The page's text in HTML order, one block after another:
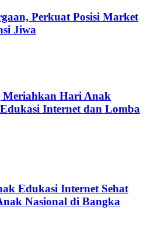
Perkuat Posisi Market
Jiwa
Meriahkan Hari Anak
Internet dan Lomba
Edukasi Internet Sehat
Nasional di Bangka